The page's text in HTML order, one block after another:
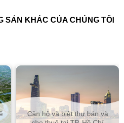
KHÁC CỦA CHÚNG TÔI
Căn hộ và biệt thự bán và